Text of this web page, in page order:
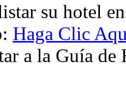
su hotel
Haga Clic
a la Guía